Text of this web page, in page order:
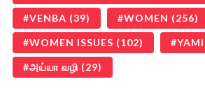
VENBA (39) WOMEN (256)
WOMEN ISSUES (102)
அய்யா வழி (29)